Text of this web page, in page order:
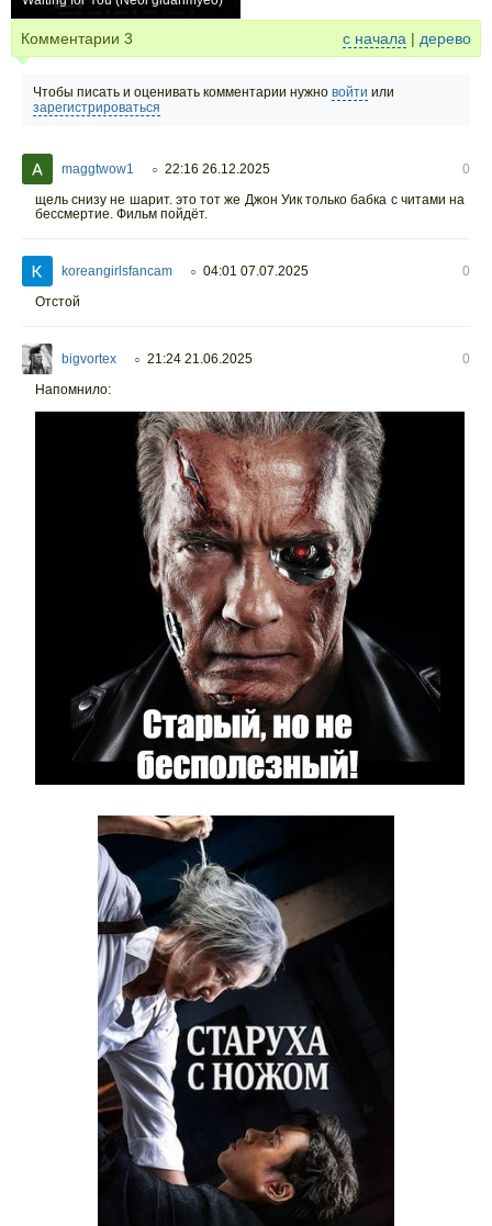
Комментарии 3 с начала | дерево
Чтобы писать и оценивать комментарии нужно войти или
зарегистрироваться
maggtwow1 ○ 22:16 26.12.2025
0
щель снизу не шарит. это тот же Джон Уик только бабка с читами на
бессмертие. Фильм пойдёт.
koreangirlsfancam ○ 04:01 07.07.2025
0
Отстой
bigvortex ○ 21:24 21.06.2025
0
Напомнило: